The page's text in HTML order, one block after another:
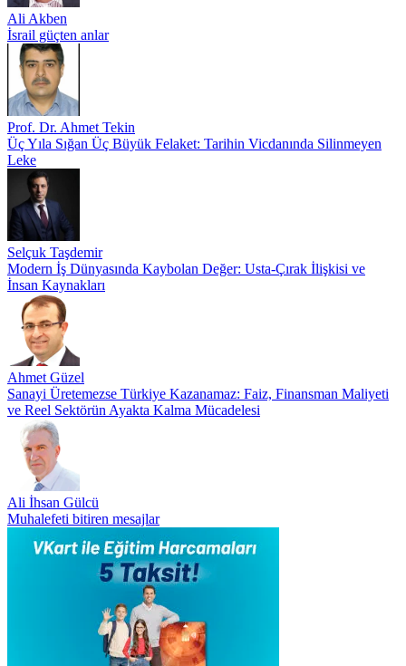
Ali Akben
İsrail güçten anlar
Prof. Dr. Ahmet Tekin
Üç Yıla Sığan Üç Büyük Felaket: Tarihin Vicdanında Silinmeyen
Leke
Selçuk Taşdemir
Modern İş Dünyasında Kaybolan Değer: Usta-Çırak İlişkisi ve
İnsan Kaynakları
Ahmet Güzel
Sanayi Üretemezse Türkiye Kazanamaz: Faiz, Finansman Maliyeti
ve Reel Sektörün Ayakta Kalma Mücadelesi
Ali İhsan Gülcü
Muhalefeti bitiren mesajlar